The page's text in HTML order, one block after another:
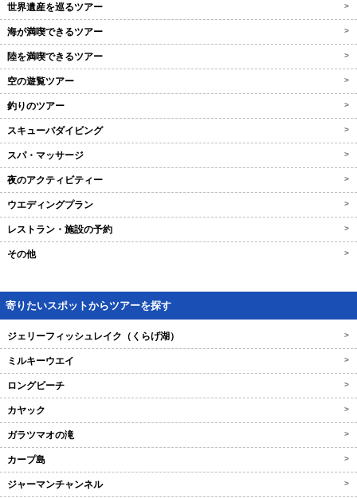
世界遺産を巡るツアー >
海が満喫できるツアー >
陸を満喫できるツアー >
空の遊覧ツアー >
釣りのツアー >
スキューバダイビング >
スパ・マッサージ >
夜のアクティビティー >
ウエディングプラン >
レストラン・施設の予約 >
その他 >
寄りたいスポットからツアーを探す
ジェリーフィッシュレイク（くらげ湖） >
ミルキーウエイ >
ロングビーチ >
カヤック >
ガラツマオの滝 >
カープ島 >
ジャーマンチャンネル >